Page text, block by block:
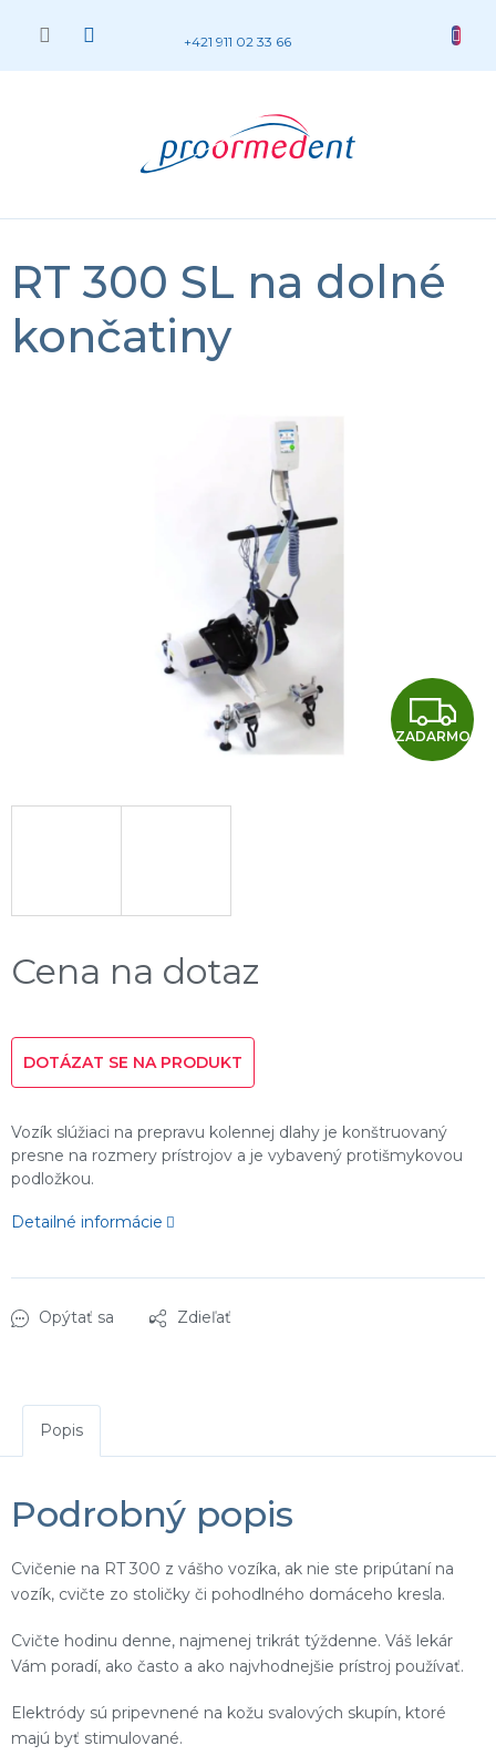
+421 911 02 33 66
RT 300 SL na dolné
končatiny
Z
A
ZADARMO
Cena na dotaz
cena:
DOTÁZAT SE NA PRODUKT
Vozík slúžiaci na prepravu kolennej dlahy je konštruovaný
presne na rozmery prístrojov a je vybavený protišmykovou
podložkou.
Detailné informácie
Opýtať sa Zdieľať
Popis
Podrobný popis
Cvičenie na RT 300 z vášho vozíka, ak nie ste pripútaní na
vozík, cvičte zo stoličky či pohodlného domáceho kresla.
Cvičte hodinu denne, najmenej trikrát týždenne. Váš lekár
Vám poradí, ako často a ako najvhodnejšie prístroj používať.
Elektródy sú pripevnené na kožu svalových skupín, ktoré
majú byť stimulované.